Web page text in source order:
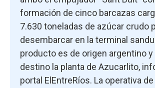
formación de cinco barcazas
7.630 toneladas de azúcar crudo
desembarcar en la terminal
producto es de origen argentino
destino la planta de Azucarlito,
portal ElEntreRíos. La operativa